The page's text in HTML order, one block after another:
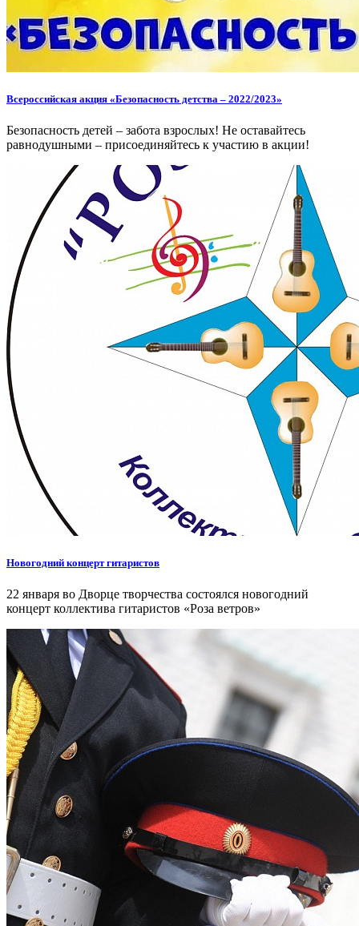
Всероссийская акция «Безопасность детства – 2022/2023»
Безопасность детей – забота взрослых! Не оставайтесь
равнодушными – присоединяйтесь к участию в акции!
Новогодний концерт гитаристов
22 января во Дворце творчества состоялся новогодний
концерт коллектива гитаристов «Роза ветров»